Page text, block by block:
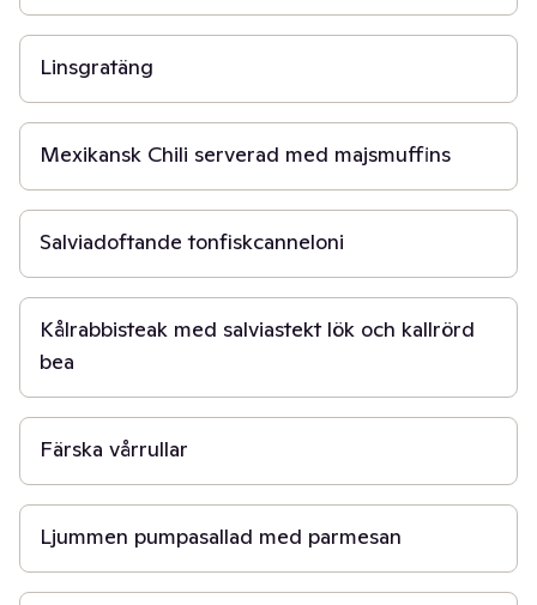
1 t 30 min
Linsgratäng
1 t 30 min
Mexikansk Chili serverad med majsmuffins
30 min
Salviadoftande tonfiskcanneloni
45 min
Kålrabbisteak med salviastekt lök och kallrörd
bea
30 min
Färska vårrullar
5 min
Ljummen pumpasallad med parmesan
30 min